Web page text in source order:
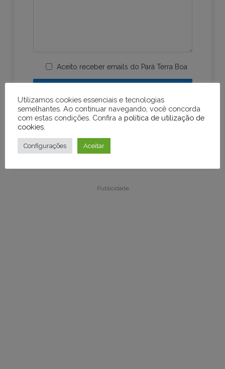
Aceito receber emails do Pará Terra Boa
Publicidade
Utilizamos cookies essenciais e tecnologias
semelhantes. Ao continuar navegando, você concorda
com estas condições. Confira a política de utilização de
cookies
Configurações Aceitar